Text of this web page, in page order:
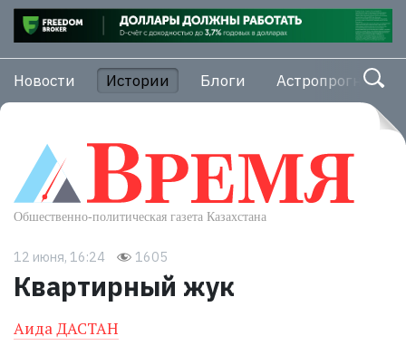
Новости Истории Блоги Астропрогноз
12 июня, 16:24 1605
Квартирный жук
Аида ДАСТАН